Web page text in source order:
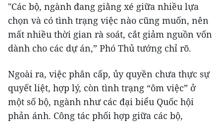
"Các bộ, ngành đang giằng xé giữa nhiều lựa
chọn và có tình trạng việc nào cũng muốn, nên
mất nhiều thời gian rà soát, cắt giảm nguồn vốn
dành cho các dự án,” Phó Thủ tướng chỉ rõ.
Ngoài ra, việc phân cấp, ủy quyền chưa thực sự
quyết liệt, hợp lý, còn tình trạng “ôm việc” ở
một số bộ, ngành như các đại biểu Quốc hội
phản ánh. Công tác phối hợp giữa các bộ,